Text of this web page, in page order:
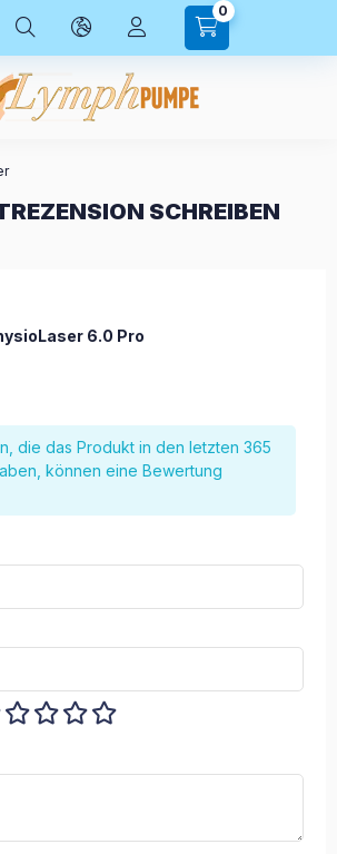
0
SCHREIBEN
6.0 Pro
die das Produkt in den letzten 365
können eine Bewertung